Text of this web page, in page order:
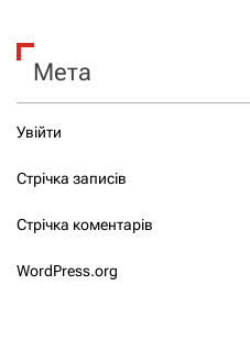
Мета
Увійти
Стрічка записів
Стрічка коментарів
WordPress.org